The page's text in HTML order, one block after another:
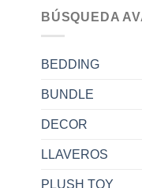
BÚSQUEDA
BEDDING
BUNDLE
DECOR
LLAVEROS
PLUSH TOY